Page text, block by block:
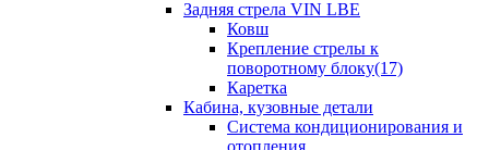
Задняя стрела VIN LBE
Ковш
Крепление стрелы к
поворотному блоку(17)
Каретка
Кабина, кузовные детали
Система кондиционирования и
отопления